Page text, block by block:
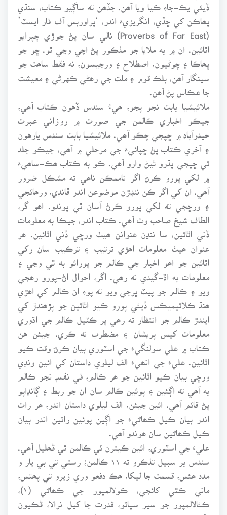
ڏيئي يڪ-جاءِ ڪيا ويا آھن. جڏھن ته ساڳيو ڪتاب، سنڌي
پھاڪن کي ڇڏي، انگريزيءَ اندر، ‘پراوربس آف فار ايسٽ’
(Proverbs of Far East) نالي سان پڻ جوڙي ڇپرايو
اٿائين. ان ۾ به ملايا جو مذڪور پڻ اچي وڃي ٿو. ڇو جو
پھاڪا ۽ چوڻيون، اصطلاح ۽ ورجيسون، نه فقط ساھت جو
سينگار آھن، بلڪ قوم ۽ ملت جي رھڻي ڪهرڻي ۽ معيشت
جا عڪاس پڻ آھن.
ملائيشيا بابت نجو پجو، ھيءُ سندس ڏهون ڪتاب آھي،
جيڪو اخباري ڪالمن جي صورت ۾ روزاني عبرت
حيدرآباد ۾ ڇپجي چڪو آھي. ملائيشيا بابت سندس يارهون
۽ آخري ڪتاب پڻ ڇپائيءَ جي مرحلي ۾ آھي، جيڪو جلد
ئي ڇپجي پڌرو ٿيڻ وارو آھي. ڪو به ڪتاب ھڪ-ساھيءَ
۾ لکي پورو ڪرڻ اگر ناممڪن ناھي ته مشڪل ضرور
آھي. ان کي اگر ڪن ننڍڙن موضوعن اندر ڦانڊي، ورھائجي
۽ ورڇجي ته لکي پورو ڪرڻ آسان ٿي پوندو. اھو گر،
الطاف شيخ صاحب وٽ آھي. ڪتاب اندر، جيڪا به معلومات
ڏني اٿائين، سا ننڍن عنوانن ھيٺ ورڇي ڏني اٿائين. ھر
عنوان ھيٺ معلومات اھڙي ترتيب ۽ ترڪيب سان رکي
اٿائين جو اھو اخبار جي ڪالم جو پورائو به ٿي وڃي ۽
معلومات به اڌ-گيدي نه رھي. اگر، احوال اڻ-پورو رھجي
ويو ۽ ڪالم جو پيٽ ڀرجي ويو ته پوءِ ان ڪالم کي اھڙي
ھنڌ ڪلائيميڪس ڏيئي پورو ڪيو اٿائين جو پڙھندڙ کي
ايندڙ ڪالم جو انتظار ته رھي پر ڪٽيل ڪالم جي اڌوري
معلومات کيس پريشان ۽ مضطرب نه ڪري. جيئن هن
ڪتاب ۾ علي سولنگيءَ جي اسٽوري بيان ڪرڻ وقت ڪيو
اٿائين. عليءَ جي انھيءَ الف ليلوي داستان کي ائين ونڊي
ورڇي بيان ڪيو اٿائين جو ھر ڪالم، في نفسہٖ نجو ڪالم
به آھي ته اڳئين ۽ پوئين ڪالم سان ان جو ربط ۽ ڳانڍاپو
پڻ قائم آھي. ائين جيئن، الف ليلوي داستان اندر، ھر رات
اندر بيان ڪيل ڪھاڻيءَ جو اڳين پوئين راتين اندر بيان
ڪيل ڪھاڻين سان ھوندو آھي.
عليءَ جي اسٽوري، ائين ڪيترن ئي ڪالمن تي ڦھليل آھي.
سندس بر سبيل تذڪرو ته ۱۱ ڪالمن؛ رستي تي بي يار و
مدد ھئس، قسمت جا ليکا، ھڪ دفعو وري زيرو تي پھتس،
ماني ڪٿي کائجي، ڪولالمپور جي ڪھاڻي (۱)،
ڪئالالمپور جو سير سپاٽو، قدرت جا کيل نرالا، ڦڪيون